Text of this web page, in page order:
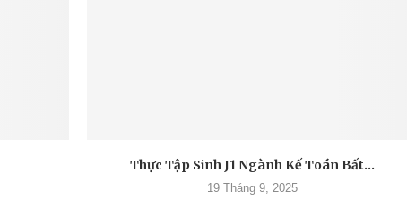
Thực Tập Sinh J1 Ngành Kế Toán Bất...
19 Tháng 9, 2025